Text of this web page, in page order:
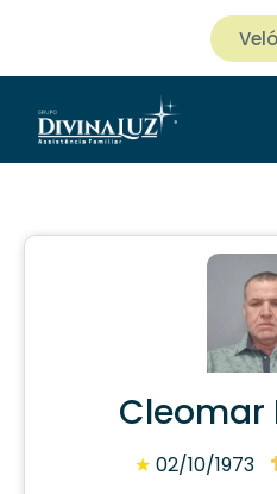
Cleomar
★ 02/10/1973